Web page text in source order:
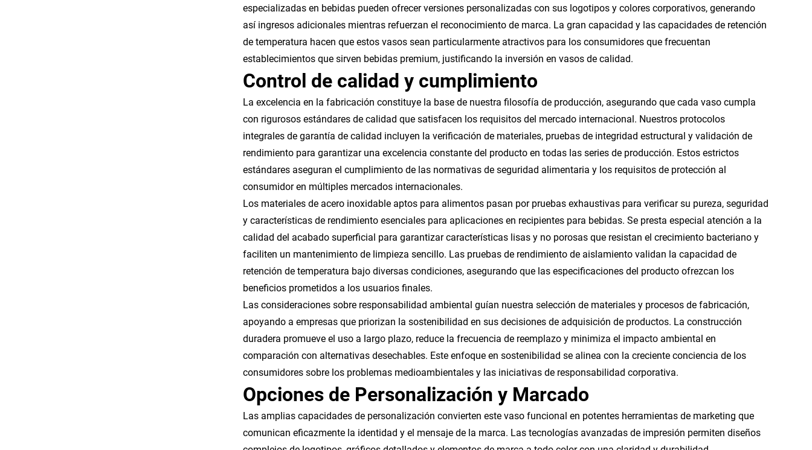
especializadas en bebidas pueden ofrecer versiones personalizadas con sus logotipos y colores corporativos, generando
así ingresos adicionales mientras refuerzan el reconocimiento de marca. La gran capacidad y las capacidades de retención
de temperatura hacen que estos vasos sean particularmente atractivos para los consumidores que frecuentan
establecimientos que sirven bebidas premium, justificando la inversión en vasos de calidad.
Control de calidad y cumplimiento
La excelencia en la fabricación constituye la base de nuestra filosofía de producción, asegurando que cada vaso cumpla
con rigurosos estándares de calidad que satisfacen los requisitos del mercado internacional. Nuestros protocolos
integrales de garantía de calidad incluyen la verificación de materiales, pruebas de integridad estructural y validación de
rendimiento para garantizar una excelencia constante del producto en todas las series de producción. Estos estrictos
estándares aseguran el cumplimiento de las normativas de seguridad alimentaria y los requisitos de protección al
consumidor en múltiples mercados internacionales.
Los materiales de acero inoxidable aptos para alimentos pasan por pruebas exhaustivas para verificar su pureza, seguridad
y características de rendimiento esenciales para aplicaciones en recipientes para bebidas. Se presta especial atención a la
calidad del acabado superficial para garantizar características lisas y no porosas que resistan el crecimiento bacteriano y
faciliten un mantenimiento de limpieza sencillo. Las pruebas de rendimiento de aislamiento validan la capacidad de
retención de temperatura bajo diversas condiciones, asegurando que las especificaciones del producto ofrezcan los
beneficios prometidos a los usuarios finales.
Las consideraciones sobre responsabilidad ambiental guían nuestra selección de materiales y procesos de fabricación,
apoyando a empresas que priorizan la sostenibilidad en sus decisiones de adquisición de productos. La construcción
duradera promueve el uso a largo plazo, reduce la frecuencia de reemplazo y minimiza el impacto ambiental en
comparación con alternativas desechables. Este enfoque en sostenibilidad se alinea con la creciente conciencia de los
consumidores sobre los problemas medioambientales y las iniciativas de responsabilidad corporativa.
Opciones de Personalización y Marcado
Las amplias capacidades de personalización convierten este vaso funcional en potentes herramientas de marketing que
comunican eficazmente la identidad y el mensaje de la marca. Las tecnologías avanzadas de impresión permiten diseños